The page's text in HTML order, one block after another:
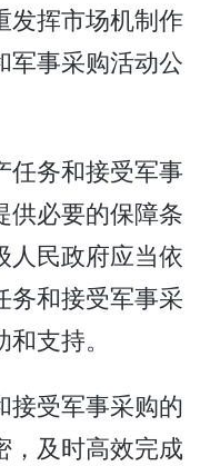
发挥市场机制作
军事采购活动公
任务和接受军事
供必要的保障条
人民政府应当依
务和接受军事采
支持。
接受军事采购的
，及时高效完成